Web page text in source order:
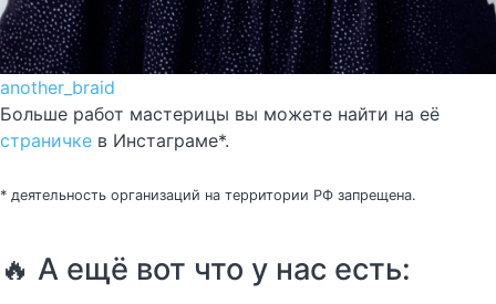
another_braid
Больше работ мастерицы вы можете найти на её
страничке в Инстаграме*.
* деятельность организаций на территории РФ запрещена.
🔥 А ещё вот что у нас есть: